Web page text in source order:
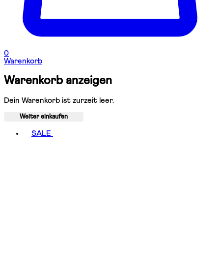
0
Warenkorb
Warenkorb anzeigen
Dein Warenkorb ist zurzeit leer.
Weiter einkaufen
SALE